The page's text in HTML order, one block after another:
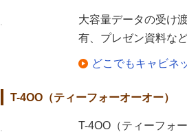
大容量データの受け
有、プレゼン資料な
どこでもキャビ
T-4OO（ティーフォーオーオー）
T-4OO（ティーフォ